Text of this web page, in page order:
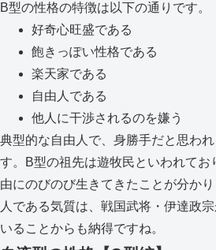
B型の性格の特徴は以下の通りです。
好奇心旺盛である
飽きっぽい性格である
楽天家である
自由人である
他人に干渉されるのを嫌う
典型的な自由人で、身勝手だと思わ
す。B型の祖先は遊牧民といわれてお
由にのびのび生きてきたことが分か
人である気質は、戦国武将・伊達政
いることからも納得ですね。